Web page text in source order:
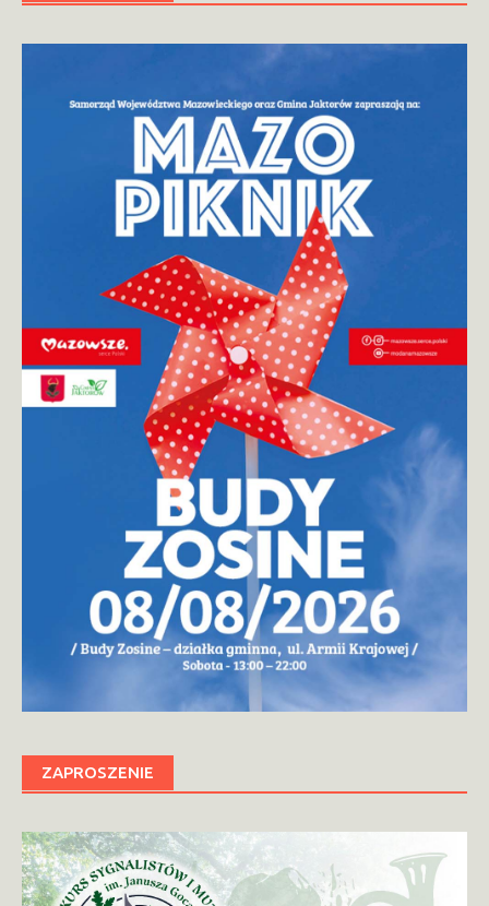
ZAPROSZENIE